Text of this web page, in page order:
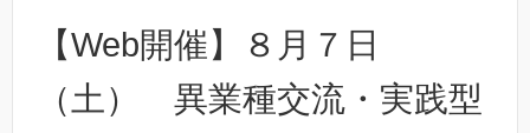
【Web開催】８月７日
（土） 異業種交流・実践型